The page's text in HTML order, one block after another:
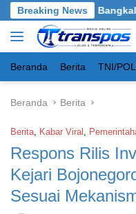
Langsung
ke
konten
Breaking News
Burneh,
Beranda Berita TNI/
Beranda Berita
Berita, Kabar Viral ,
Respons Rilis
Kejari
Sesuai